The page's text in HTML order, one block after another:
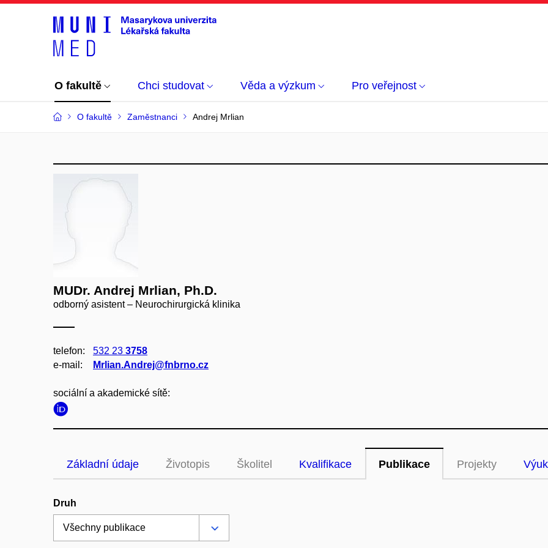
O fakultě Chci studovat Věda a výzkum Pro veřejnost
O fakultě Zaměstnanci Andrej Mrlian
MUDr. Andrej Mrlian, Ph.D.
odborný asistent – Neurochirurgická klinika
telefon: 532 23 3758
e‑mail:
Mrlian.Andrej@fnbrno.cz
sociální a akademické sítě:
Základní údaje Životopis Školitel Kvalifikace Publikace Projekty
Druh